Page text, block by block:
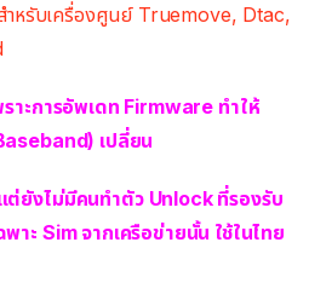
สำหรับเครื่องศูนย์ Truemove, Dtac,
าะการอัพเดท Firmware ทำให้
เปลี่ยน
ยังไม่มีคนทำตัว Unlock ที่รองรับ
าะ Sim จากเครือข่ายนั้น ใช้ในไทย